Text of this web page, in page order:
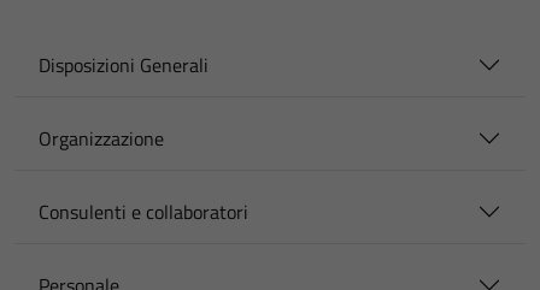
Disposizioni Generali
Organizzazione
Consulenti e collaboratori